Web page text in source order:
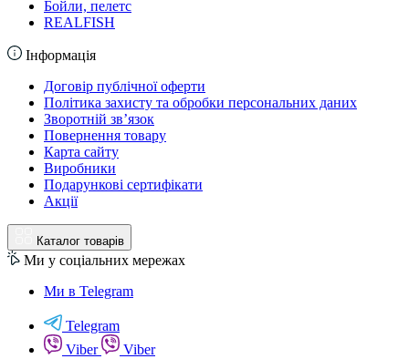
Бойли, пелетс
REALFISH
Інформація
Договір публічної оферти
Політика захисту та обробки персональних даних
Зворотній зв’язок
Повернення товару
Карта сайту
Виробники
Подарункові сертифікати
Акції
Каталог товарів
Ми у соціальних мережах
Ми в Telegram
Telegram
Viber
Viber